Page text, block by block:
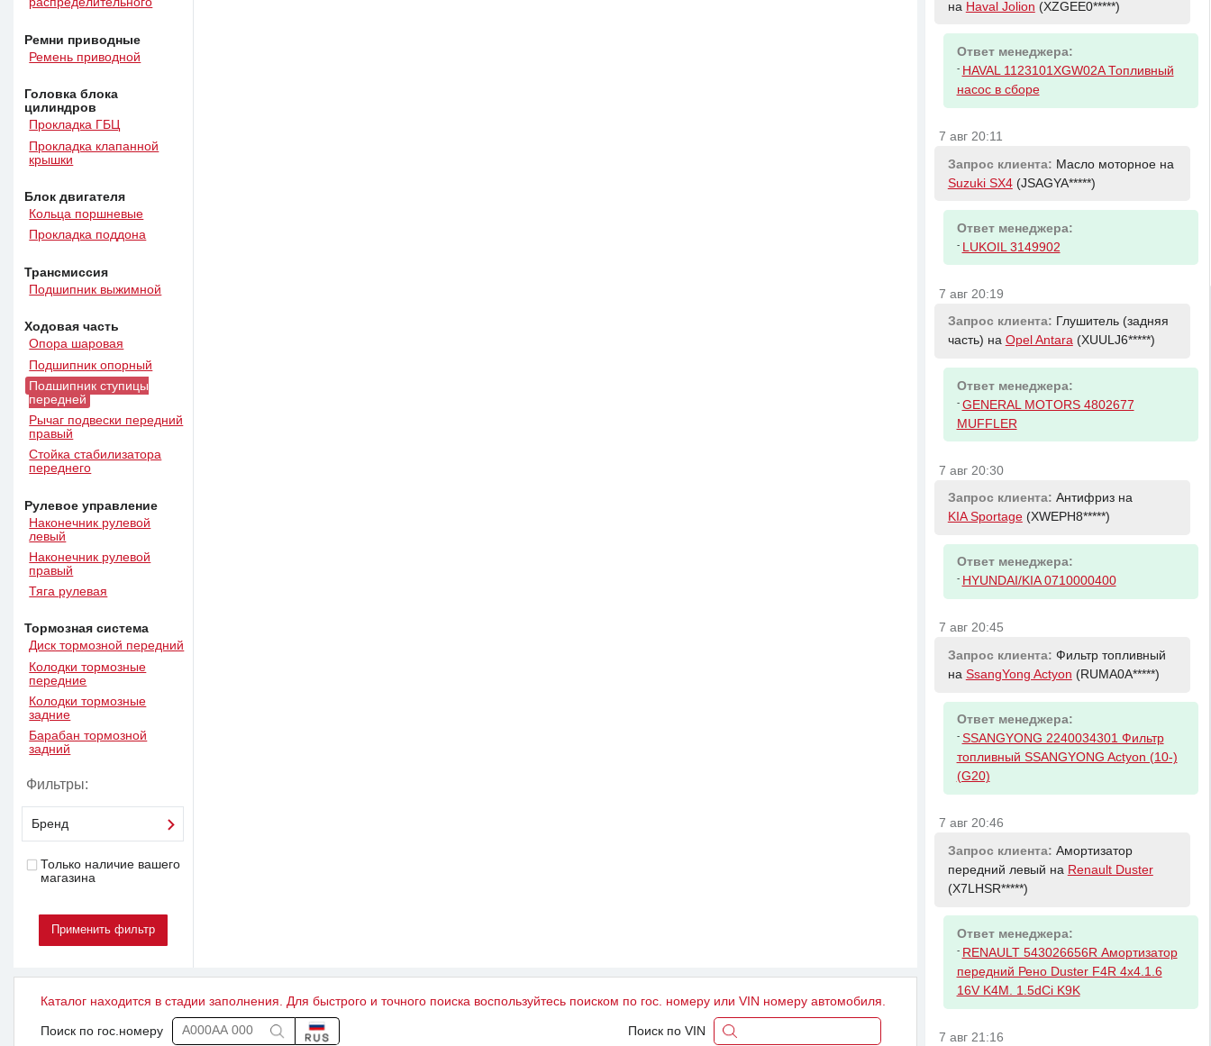
Ремни приводные
Ремень приводной
Головка блока
цилиндров
Прокладка ГБЦ
Прокладка клапанной
крышки
Блок двигателя
Кольца поршневые
Прокладка поддона
Трансмиссия
Подшипник выжимной
Ходовая часть
Опора шаровая
Подшипник опорный
Подшипник ступицы
передней
Рычаг подвески передний
правый
Стойка стабилизатора
переднего
Рулевое управление
Наконечник рулевой
левый
Наконечник рулевой
правый
Тяга рулевая
Тормозная система
Диск тормозной передний
Колодки тормозные
передние
Колодки тормозные
задние
Барабан тормозной
задний
Фильтры:
Бренд
Только наличие вашего
магазина
Каталог находится в стадии заполнения. Для быстрого и точного поиска воспользуйтесь поиском по гос. номеру или VIN номеру автомобиля.
Поиск по гос.номеру Поиск по VIN
на Haval Jolion (XZGEE0*****)
Ответ менеджера:
- HAVAL 1123101XGW02A Топливный
насос в сборе
7 авг 20:11
Запрос клиента: Масло моторное на
Suzuki SX4(JSAGYA*****)
Ответ менеджера:
- LUKOIL 3149902
7 авг 20:19
Запрос клиента: Глушитель (задняя
часть) на Opel Antara(XUULJ6*****)
Ответ менеджера:
- GENERAL MOTORS 4802677
MUFFLER
7 авг 20:30
Запрос клиента: Антифриз на
KIA Sportage(XWEPH8*****)
Ответ менеджера:
- HYUNDAI/KIA 0710000400
7 авг 20:45
Запрос клиента: Фильтр топливный
на SsangYong Actyon (RUMA0A*****)
Ответ менеджера:
- SSANGYONG 2240034301 Фильтр
топливный SSANGYONG Actyon (10-)
(G20)
7 авг 20:46
Запрос клиента: Амортизатор
передний левый на Renault Duster
(X7LHSR*****)
Ответ менеджера:
- RENAULT 543026656R Амортизатор
передний Рено Duster F4R 4x4.1.6
16V K4M. 1.5dCi K9K
7 авг 21:16